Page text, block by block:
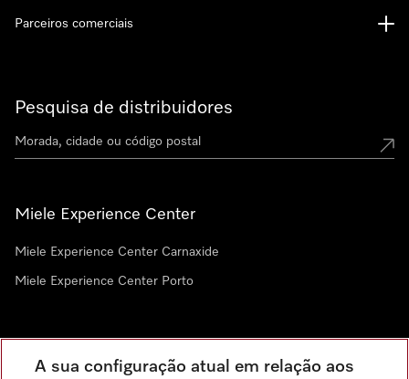
Pesquisa de distribuidores
Miele Experience Center
Miele Experience Center Carnaxide
Miele Experience Center Porto
Parceiros comerciais
A sua configuração atual em relação aos